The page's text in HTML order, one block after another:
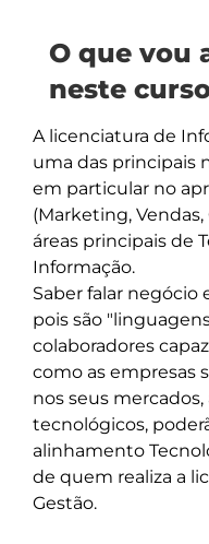
O que vou
neste
A licenciatura de
uma das principais
em particular no
(Marketing, Vendas,
áreas principais de
Informação.
Saber falar negócio
pois são
colaboradores
como as empresas
nos seus
tecnológicos,
alinhamento
de quem realiza a
Gestão.